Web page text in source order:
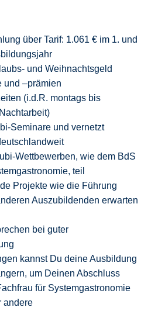
über Tarif: 1.061 € im 1. und
und Weihnachtsgeld
und –prämien
(i.d.R. montags bis
Seminare und vernetzt
Wettbewerben, wie dem BdS
teil
Projekte wie die Führung
Auszubildenden erwarten
bei guter
kannst Du deine Ausbildung
um Deinen Abschluss
für Systemgastronomie
andere